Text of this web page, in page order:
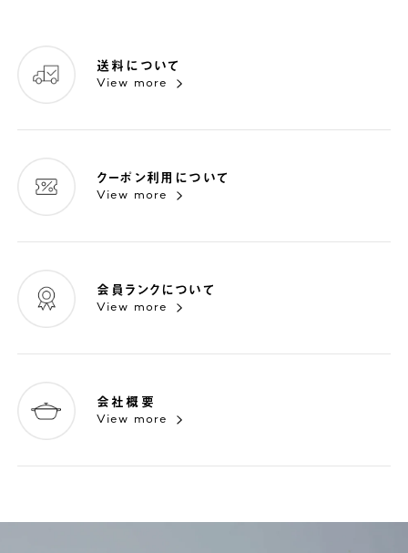
送料について
View more
クーポン利用について
View more
会員ランクについて
View more
会社概要
View more